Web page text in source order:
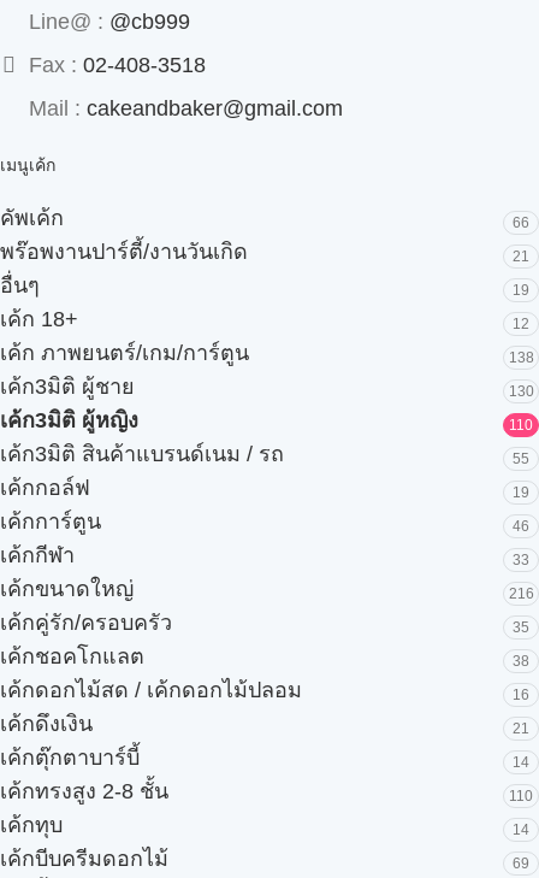
Line@ : @cb999
Fax : 02-408-3518
Mail : cakeandbaker@gmail.com
เมนูเค้ก
คัพเค้ก 66
พร๊อพงานปาร์ตี้/งานวันเกิด 21
อื่นๆ 19
เค้ก 18+ 12
เค้ก ภาพยนตร์/เกม/การ์ตูน 138
เค้ก3มิติ ผู้ชาย 130
เค้ก3มิติ ผู้หญิง 110
เค้ก3มิติ สินค้าแบรนด์เนม / รถ 55
เค้กกอล์ฟ 19
เค้กการ์ตูน 46
เค้กกีฬา 33
เค้กขนาดใหญ่ 216
เค้กคู่รัก/ครอบครัว 35
เค้กชอคโกแลต 38
เค้กดอกไม้สด / เค้กดอกไม้ปลอม 16
เค้กดึงเงิน 21
เค้กตุ๊กตาบาร์บี้ 14
เค้กทรงสูง 2-8 ชั้น 110
เค้กทุบ 14
เค้กบีบครีมดอกไม้ 69